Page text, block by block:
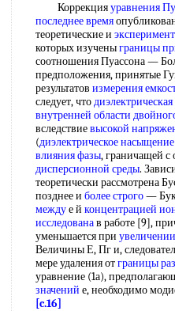
Коррекцияуравнения
последнее время
теоретические и
которых изученыграницы
соотношения Пуассона —
предположения, принятые
результатов измерения
следует, что
внутренней области
вследствиевысокой
(диэлектрическое насыщение
влияния фазы, граничащей с
дисперсионной среды.
теоретически рассмотрена
позднее и более строго—
междуе й концентрацией
исследованав работе [9],
уменьшается при
Величины Е, Пг и,
мере удаления отграницы
уравнение (1а),
значений е, необходимо
[c.16]